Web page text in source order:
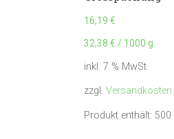
16,19 €
32,38 € / 1000 g
inkl. 7 % MwSt.
zzgl. Versandkosten
Produkt enthält: 500